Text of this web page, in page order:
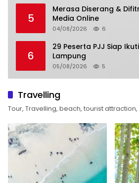
5
Merasa Diserang &
Media Online
04/08/2026 6
6
29 Peserta PJJ Siap Ikuti MPLS,
Lampung
05/08/2026 5
Travelling
Tour, Travelling, beach, tourist attraction,